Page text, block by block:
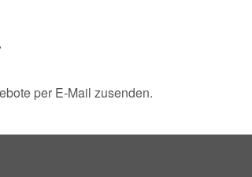
per E-Mail zusenden.